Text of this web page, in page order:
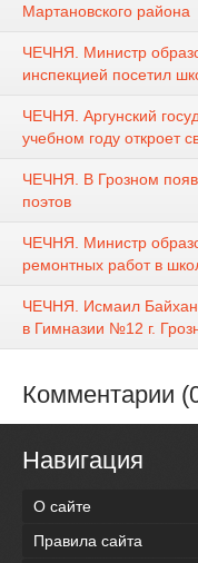
Мартановского района
ЧЕЧНЯ. Министр
инспекцией посетил
ЧЕЧНЯ. Аргунский
учебном году откроет
ЧЕЧНЯ. В Грозном
поэтов
ЧЕЧНЯ. Министр
ремонтных работ в
ЧЕЧНЯ. Исмаил
в Гимназии №12 г.
Комментарии
Навигация
О сайте
Правила сайта